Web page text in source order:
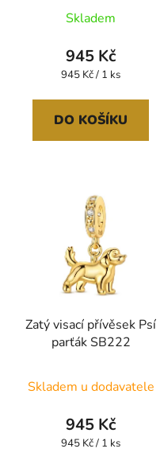
Skladem
945 Kč
Měrná
945 Kč / 1 ks
DO KOŠÍKU
Zatý visací přívěsek Psí
parťák SB222
Skladem u dodavatele
945 Kč
Měrná
945 Kč / 1 ks